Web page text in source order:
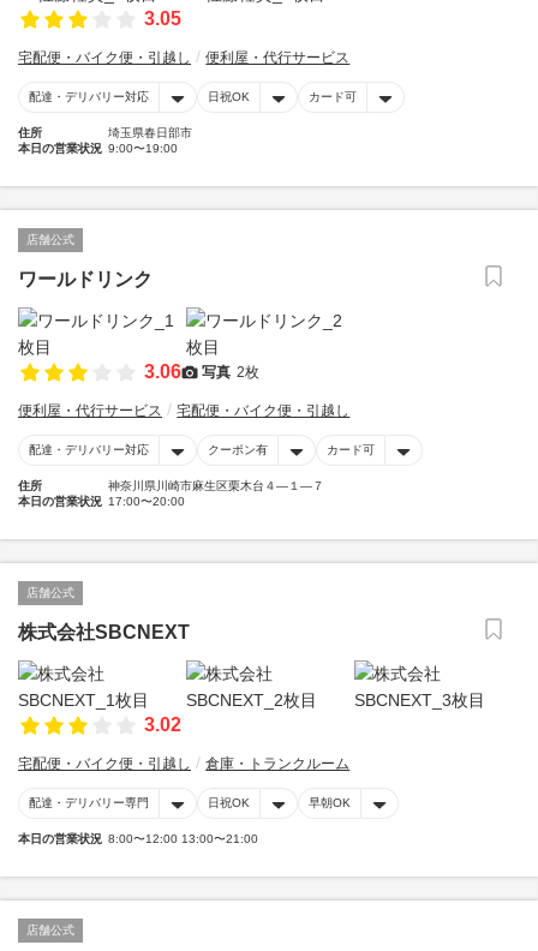
3.05
宅配便・バイク便・引越し 便利屋・代行サービス
配達・デリバリー対応 日祝OK カード可
住所
埼玉県春日部市
本日の営業状況 9:00〜19:00
店舗公式
ワールドリンク
3.06 写真 2枚
便利屋・代行サービス 宅配便・バイク便・引越し
配達・デリバリー対応 クーポン有 カード可
住所
神奈川県川崎市麻生区栗木台４―１―７
本日の営業状況 17:00〜20:00
店舗公式
株式会社SBCNEXT
3.02
宅配便・バイク便・引越し 倉庫・トランクルーム
配達・デリバリー専門 日祝OK 早朝OK
本日の営業状況 8:00〜12:00 13:00〜21:00
店舗公式